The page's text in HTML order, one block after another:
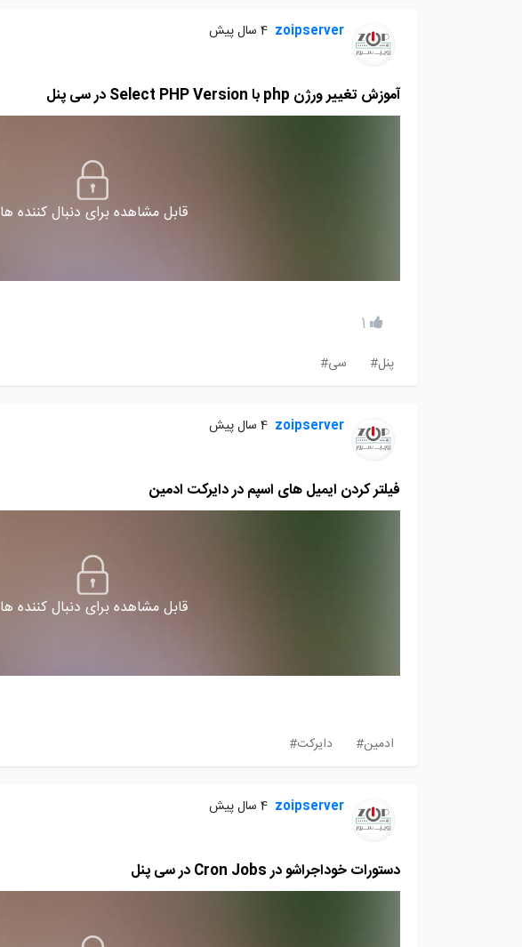
zoipserver 4 سال پیش
آموزش تغییر ورژن php با Select PHP Version در سی پنل
قابل مشاهده برای دنبال کننده ها
1
پنل#
سی#
zoipserver 4 سال پیش
فیلتر کردن ایمیل های اسپم در دایرکت ادمین
قابل مشاهده برای دنبال کننده ها
ادمین#
دایرکت#
zoipserver 4 سال پیش
دستورات خوداجراشو در Cron Jobs در سی پنل